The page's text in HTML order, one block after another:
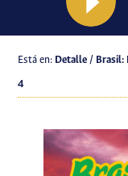
Está en: Detalle / Brasil:
4